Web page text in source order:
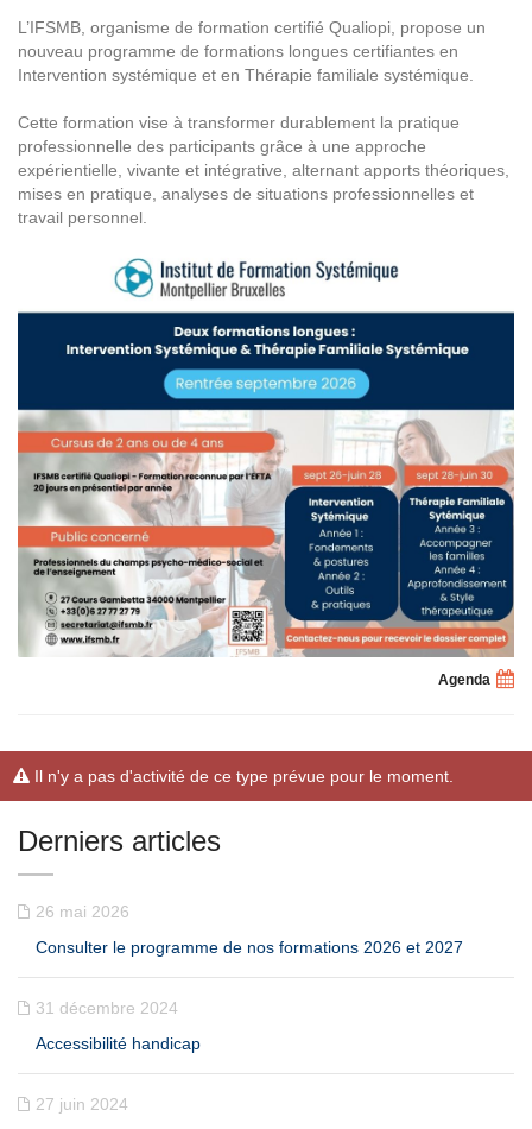
L’IFSMB, organisme de formation certifié Qualiopi, propose un
nouveau programme de formations longues certifiantes en
Intervention systémique et en Thérapie familiale systémique.
Cette formation vise à transformer durablement la pratique
professionnelle des participants grâce à une approche
expérientielle, vivante et intégrative, alternant apports théoriques,
mises en pratique, analyses de situations professionnelles et
travail personnel.
Agenda
Il n'y a pas d'activité de ce type prévue pour le moment.
Derniers articles
26 mai 2026
Consulter le programme de nos formations 2026 et 2027
31 décembre 2024
Accessibilité handicap
27 juin 2024